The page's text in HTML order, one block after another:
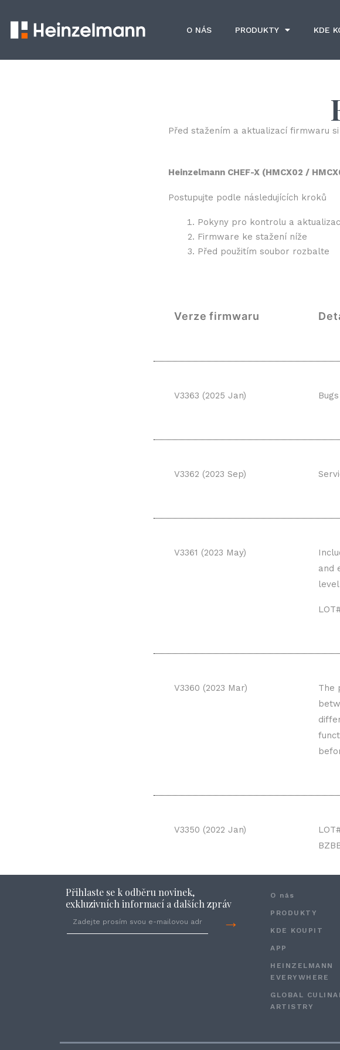
O NÁS PRODUKTY KDE
Před stažením a aktualizací firmwaru
Heinzelmann CHEF-X (HMCX02 /
Postupujte podle následujících kroků
Pokyny pro kontrolu a
Firmware ke stažení níže
Před použitím soubor rozbalte
Verze firmwaru
V3363 (2025 Jan)
V3362 (2023 Sep)
V3361 (2023 May)
and
V3360 (2023 Mar)
The
V3350 (2022 Jan)
Přihlaste se k odběru novinek,
exkluzivních informací a dalších zpráv
→
O nás
PRODUKTY
KDE KOUPIT
APP
HEINZELMANN
EVERYWHERE
GLOBAL
ARTISTRY